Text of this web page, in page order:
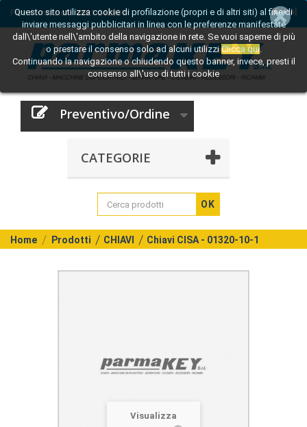
[Entra]
Per informazioni:0521 242809
Preventivo/Ordine
CATEGORIE
OK
Questo sito utilizza cookie di profilazione (propri e di altri siti) al fine di
inviare messaggi pubblicitari in linea con le preferenze manifestate
dall\'utente nell\'ambito della navigazione in rete. Se vuoi saperne di più
o prestare il consenso solo ad alcuni utilizziClicca qui.
Continuando la navigazione o chiudendo questo banner, invece, presti il
consenso all\'uso di tutti i cookie
Home Prodotti CHIAVI Chiavi CISA - 01320-10-1
Visualizza